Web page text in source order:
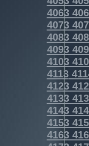
4063
4073
4083
4093
4103
4113
4123
4133
4143
4153
4163